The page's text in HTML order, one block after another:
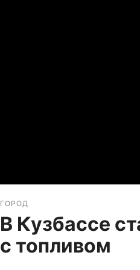
ГОРОД
В Кузбассе
с топливом